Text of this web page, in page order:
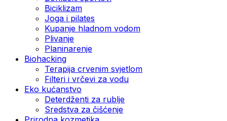
Biciklizam
Joga i pilates
Kupanje hladnom vodom
Plivanje
Planinarenje
Biohacking
Terapija crvenim svjetlom
Filteri i vrčevi za vodu
Eko kućanstvo
Deterdženti za rublje
Sredstva za čišćenje